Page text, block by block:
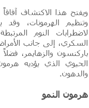
ويفتح هذا الاكتشاف
وتنظيم الهرمونات،
لاضطرابات النوم
السكري، إلى جانب
باركنسون والزهايمر،
الحيوي الذي يؤديه
والدهون.
هرمون النمو